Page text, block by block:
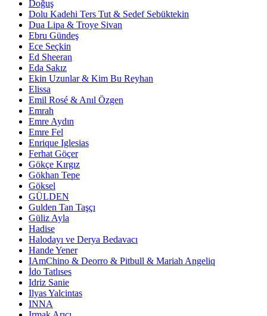
Doğuş
Dolu Kadehi Ters Tut & Sedef Sebüktekin
Dua Lipa & Troye Sivan
Ebru Gündeş
Ece Seçkin
Ed Sheeran
Eda Sakız
Ekin Uzunlar & Kim Bu Reyhan
Elissa
Emil Rosé & Anıl Özgen
Emrah
Emre Aydın
Emre Fel
Enrique Iglesias
Ferhat Göçer
Gökçe Kırgız
Gökhan Tepe
Göksel
GÜLDEN
Gulden Tan Taşçı
Güliz Ayla
Hadise
Halodayı ve Derya Bedavacı
Hande Yener
IAmChino & Deorro & Pitbull & Mariah Angeliq
İdo Tatlıses
Idriz Sanie
Ilyas Yalcintas
INNA